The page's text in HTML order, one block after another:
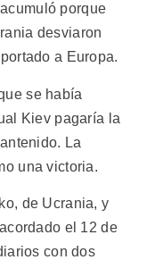
porque
desviaron
a Europa.
se había
Kiev pagaría la
La
una victoria.
de Ucrania, y
el 12 de
con dos